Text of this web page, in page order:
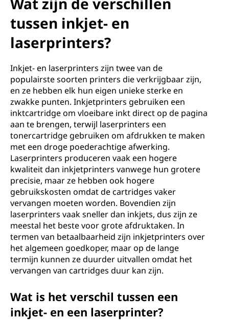
tussen inkjet- en
laserprinters?
Inkjet- en laserprinters zijn twee van de
populairste soorten printers die verkrijgbaar zijn,
en ze hebben elk hun eigen unieke sterke en
zwakke punten. Inkjetprinters gebruiken een
inktcartridge om vloeibare inkt direct op de pagina
aan te brengen, terwijl laserprinters een
tonercartridge gebruiken om afdrukken te maken
met een droge poederachtige afwerking.
Laserprinters produceren vaak een hogere
kwaliteit dan inkjetprinters vanwege hun grotere
precisie, maar ze hebben ook hogere
gebruikskosten omdat de cartridges vaker
vervangen moeten worden. Bovendien zijn
laserprinters vaak sneller dan inkjets, dus zijn ze
meestal het beste voor grote afdruktaken. In
termen van betaalbaarheid zijn inkjetprinters over
het algemeen goedkoper, maar op de lange
termijn kunnen ze duurder uitvallen omdat het
vervangen van cartridges duur kan zijn.
Wat is het verschil tussen een
inkjet- en een laserprinter?